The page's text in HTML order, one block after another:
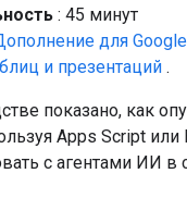
: 45 минут
для
и презентаций .
показано, как
Apps Script
с агентами ИИ в